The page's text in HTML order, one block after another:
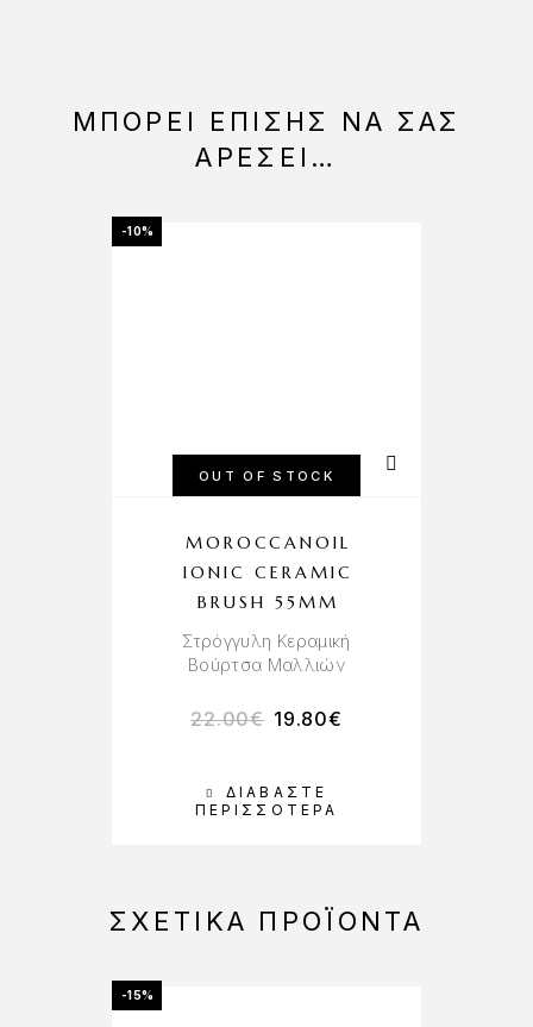
ΜΠΟΡΕΊ ΕΠΊΣΗΣ ΝΑ ΣΑΣ
ΑΡΈΣΕΙ…
-10%
OUT OF STOCK
ΔΙΑΒΆΣΤΕ
ΠΕΡΙΣΣΌΤΕΡΑ
MOROCCANOIL
IONIC CERAMIC
BRUSH 55MM
Στρόγγυλη Κεραμική
Βούρτσα Μαλλιών
22.00€ 19.80€
ΣΧΕΤΙΚΆ ΠΡΟΪΌΝΤΑ
-15%